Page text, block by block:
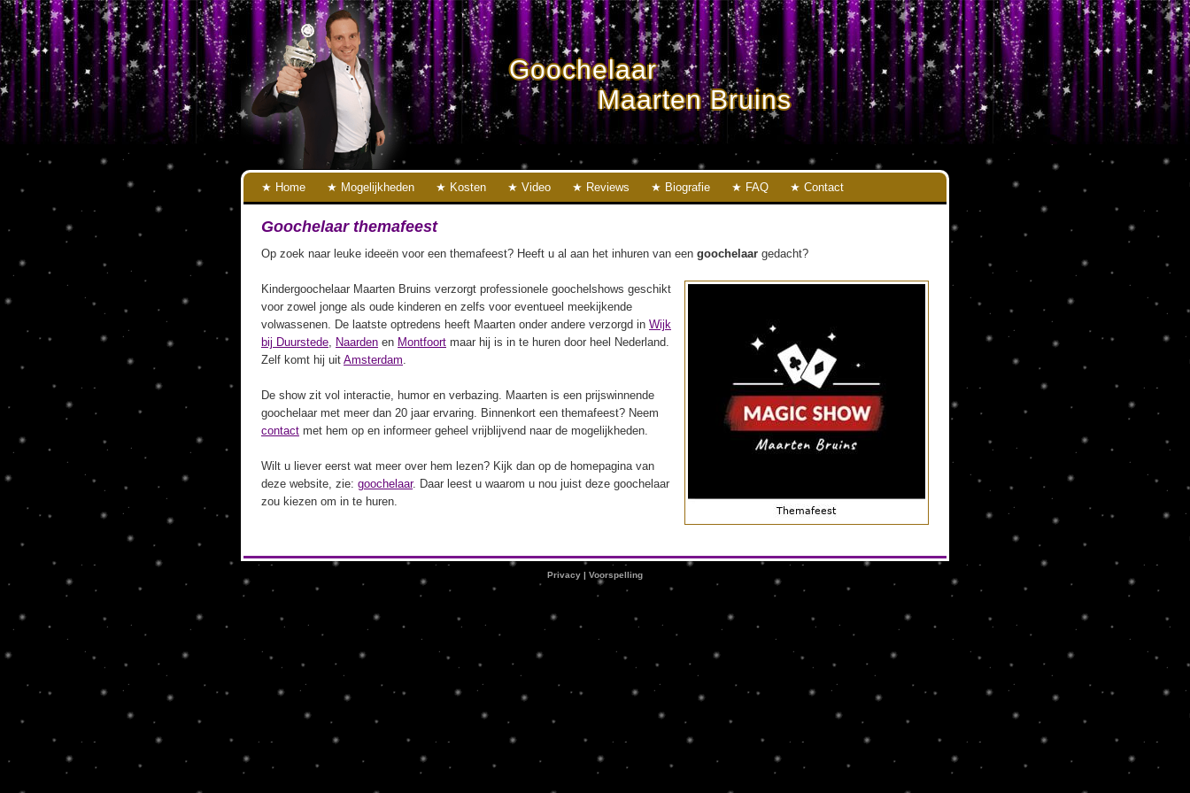
Goochelaar
Maarten Bruins
Home Mogelijkheden Kosten Video Reviews Biografie FAQ Contact
Goochelaar themafeest
Op zoek naar leuke ideeën voor een themafeest? Heeft u al aan het inhuren van een goochelaar gedacht?
Kindergoochelaar Maarten Bruins verzorgt professionele goochelshows geschikt
voor zowel jonge als oude kinderen en zelfs voor eventueel meekijkende
volwassenen. De laatste optredens heeft Maarten onder andere verzorgd in Wijk
bij Duurstede, Naarden en Montfoort maar hij is in te huren door heel Nederland.
Zelf komt hij uit Amsterdam.
De show zit vol interactie, humor en verbazing. Maarten is een prijswinnende
goochelaar met meer dan 20 jaar ervaring. Binnenkort een themafeest? Neem
contact met hem op en informeer geheel vrijblijvend naar de mogelijkheden.
Wilt u liever eerst wat meer over hem lezen? Kijk dan op de homepagina van
deze website, zie: goochelaar. Daar leest u waarom u nou juist deze goochelaar
zou kiezen om in te huren.
Privacy | Voorspelling